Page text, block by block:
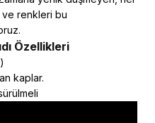
renkleri bu
Özellikleri
kaplar.